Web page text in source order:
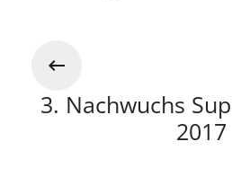
3. Nachwuchs
2017